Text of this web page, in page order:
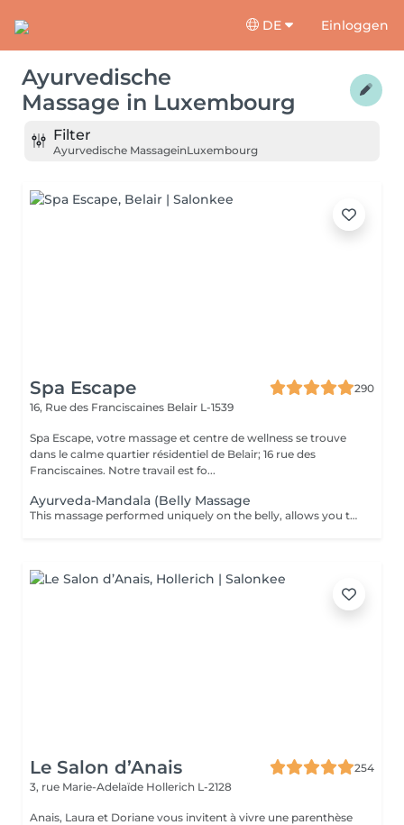
DE Einloggen
Ayurvedische
Massage in Luxembourg
Filter
Ayurvedische MassageinLuxembourg
Spa Escape
290
16, Rue des Franciscaines Belair L-1539
Spa Escape, votre massage et centre de wellness se trouve
dans le calme quartier résidentiel de Belair; 16 rue des
Franciscaines. Notre travail est fo...
Ayurveda-Mandala (Belly Massage
This massage performed uniquely on the belly, allows you to eliminate the stress and stagnant emotions that one tends to hold onto. It promotes a deep sense of letting go and permits a healthy energy circulation and enhances a comfortable digestion.
Le Salon d’Anais
254
3, rue Marie-Adelaïde Hollerich L-2128
Anais, Laura et Doriane vous invitent à vivre une parenthèse